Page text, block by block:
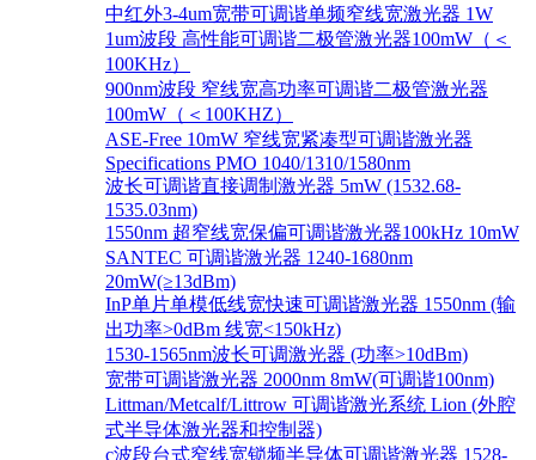
中红外3-4um宽带可调谐单频窄线宽激光器 1W
1um波段 高性能可调谐二极管激光器100mW（＜
100KHz）
900nm波段 窄线宽高功率可调谐二极管激光器
100mW（＜100KHZ）
ASE-Free 10mW 窄线宽紧凑型可调谐激光器
Specifications PMO 1040/1310/1580nm
波长可调谐直接调制激光器 5mW (1532.68-
1535.03nm)
1550nm 超窄线宽保偏可调谐激光器100kHz 10mW
SANTEC 可调谐激光器 1240-1680nm
20mW(≥13dBm)
InP单片单模低线宽快速可调谐激光器 1550nm (输
出功率>0dBm 线宽<150kHz)
1530-1565nm波长可调激光器 (功率>10dBm)
宽带可调谐激光器 2000nm 8mW(可调谐100nm)
Littman/Metcalf/Littrow 可调谐激光系统 Lion (外腔
式半导体激光器和控制器)
c波段台式窄线宽锁频半导体可调谐激光器 1528-